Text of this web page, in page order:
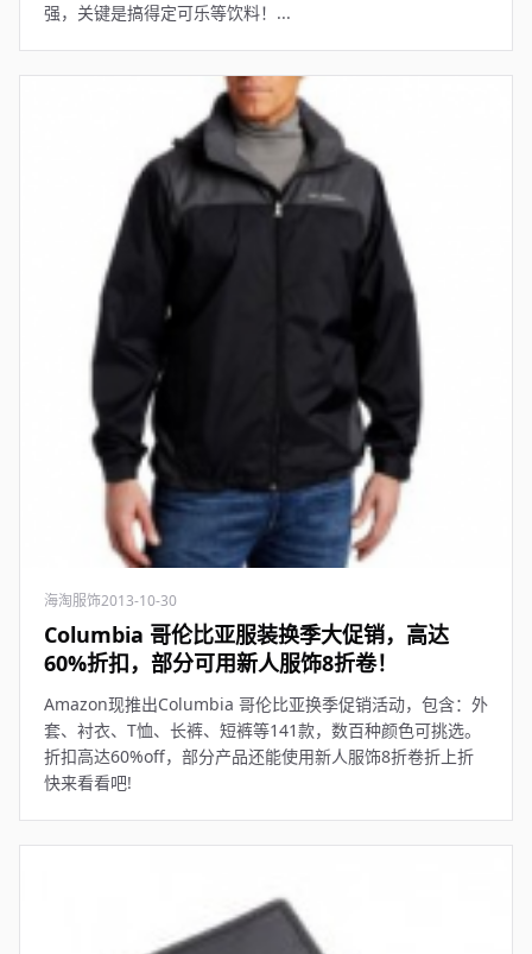
强，关键是搞得定可乐等饮料！...
海淘服饰2013-10-30
Columbia 哥伦比亚服装换季大促销，高达
60%折扣，部分可用新人服饰8折卷！
Amazon现推出Columbia 哥伦比亚换季促销活动，包含：外
套、衬衣、T恤、长裤、短裤等141款，数百种颜色可挑选。
折扣高达60%off，部分产品还能使用新人服饰8折卷折上折
快来看看吧!